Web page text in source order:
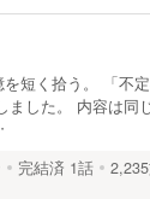
短く拾う。 「不
した。 内容は同
完結済 1話